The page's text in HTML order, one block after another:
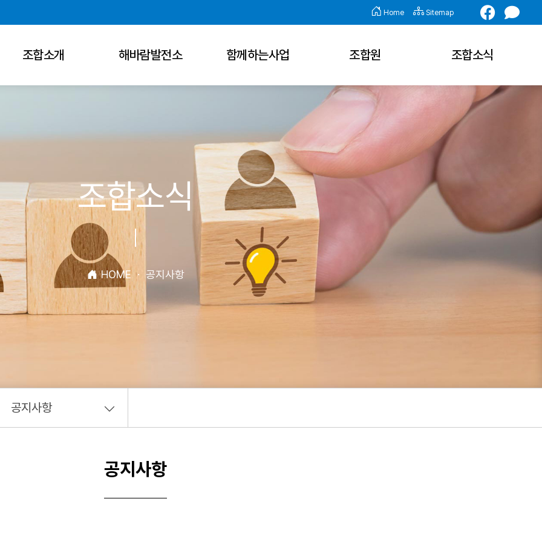
Home Sitemap
조합소개 해바람발전소 함께하는사업 조합원 조합소식
조합소식
HOME · 공지사항
공지사항
공지사항